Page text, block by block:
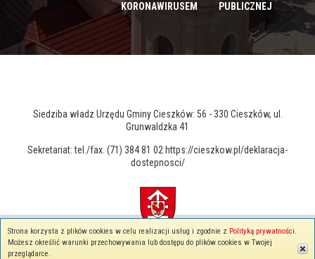
Strona korzysta z plików cookies w celu realizacji usług i zgodnie z Polityką prywatności.
Możesz określić warunki przechowywania lub dostępu do plików cookies w Twojej
przeglądarce.
KORONAWIRUSEM
PUBLICZNEJ
Siedziba władz Urzędu Gminy Cieszków: 56 - 330 Cieszków, ul.
Grunwaldzka 41
Sekretariat: tel./fax. (71) 384 81 02 https://cieszkow.pl/deklaracja-
dostepnosci/
© 2026 cieszkow.pl - Wszelkie prawa zastrzeżone